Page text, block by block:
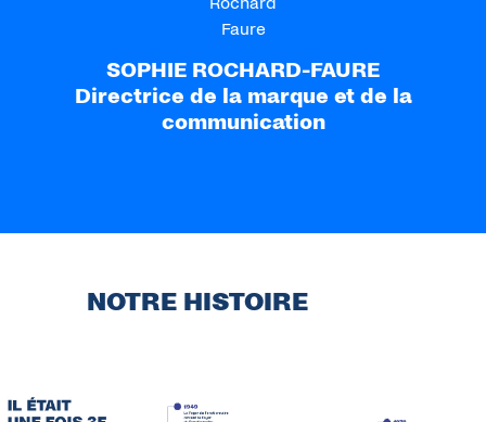
SOPHIE ROCHARD-FAURE
Directrice de la marque et de la
communication
NOTRE HISTOIRE